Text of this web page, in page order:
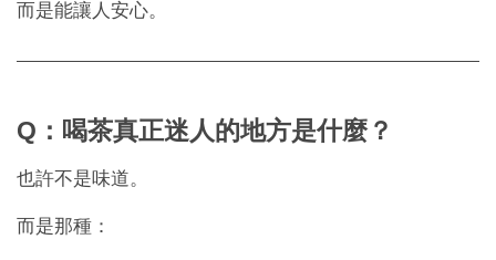
而是能讓人安心。
Q：喝茶真正迷人的地方是什麼？
也許不是味道。
而是那種：